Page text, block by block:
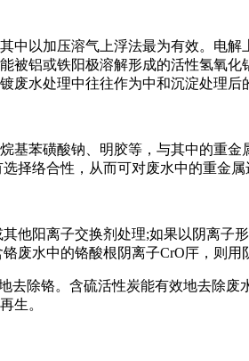
以加压溶气上浮法最为有效。电解
被铝或铁阳极溶解形成的活性氢氧
水处理中往往作为中和沉淀处理后
磺酸钠、明胶等，与其中的重金
择络合性，从而可对废水中的重金
阳离子交换剂处理;如果以阴离子
废水中的铬酸根阴离子CrO厈，则用
除铬。含硫活性炭能有效地去除废
生。